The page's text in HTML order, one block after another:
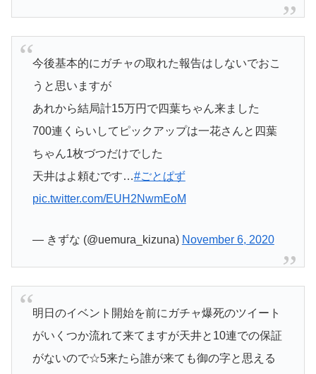
今後基本的にガチャの取れた報告はしないでおこ
うと思いますが
あれから結局計15万円で四葉ちゃん来ました
700連くらいしてピックアップは一花さんと四葉
ちゃん1枚づつだけでした
天井はよ頼むです…#ごとぱず
pic.twitter.com/EUH2NwmEoM
— きずな (@uemura_kizuna) November 6, 2020
明日のイベント開始を前にガチャ爆死のツイート
がいくつか流れて来てますが天井と10連での保証
がないので☆5来たら誰が来ても御の字と思える